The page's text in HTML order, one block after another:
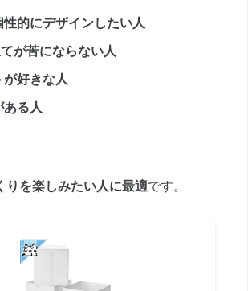
的にデザインしたい人
が苦にならない人
好きな人
ある人
りを楽しみたい人に最適です。